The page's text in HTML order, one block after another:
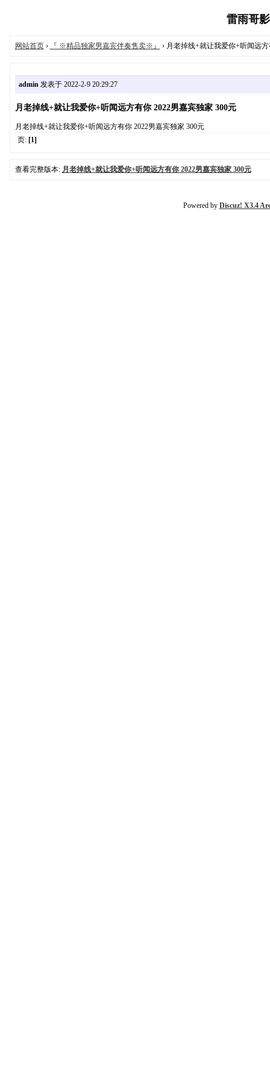
雷雨哥
网站首页› 『 ※精品独家男嘉宾伴奏售卖※』 › 月老掉线+就让我爱你+听闻远
admin发表于 2022-2-9 20:29:27
月老掉线+就让我爱你+听闻远方有你 2022男嘉宾独家 300元
月老掉线+就让我爱你+听闻远方有你 2022男嘉宾独家 300元
页: [1]
查看完整版本: 月老掉线+就让我爱你+听闻远方有你 2022男嘉宾独家 300元
Powered by Discuz! X3.4